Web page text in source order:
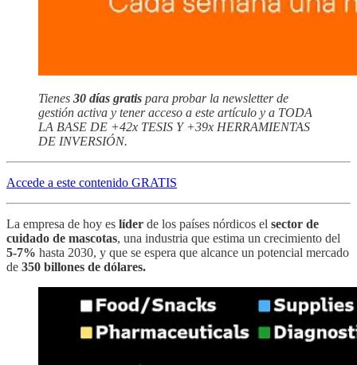
Tienes 30 días gratis para probar la newsletter de
gestión activa y tener acceso a este artículo y a TODA
LA BASE DE +42x TESIS Y +39x HERRAMIENTAS
DE INVERSIÓN.
Accede a este contenido GRATIS
La empresa de hoy es líder de los países nórdicos el sector de
cuidado de mascotas, una industria que estima un crecimiento del
5-7% hasta 2030, y que se espera que alcance un potencial mercado
de 350 billones de dólares.